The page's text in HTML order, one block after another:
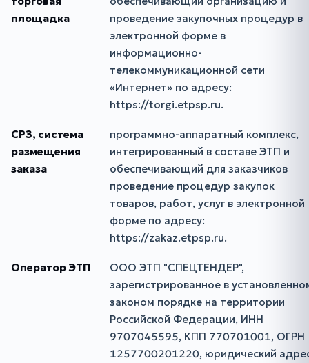
площадка
проведение закупочных процедур в
электронной форме в
информационно-
телекоммуникационной сети
«Интернет» по адресу:
https://torgi.etpsp.ru.
СРЗ, система
размещения
заказа
программно-аппаратный комплекс,
интегрированный в составе ЭТП и
обеспечивающий для заказчиков
проведение процедур закупок
товаров, работ, услуг в электронной
форме по адресу:
https://zakaz.etpsp.ru.
Оператор ЭТП
ООО ЭТП "СПЕЦТЕНДЕР",
зарегистрированное в
законом порядке на территории
Российской Федерации, ИНН
9707045595, КПП 770701001, ОГРН
1257700201220, юридический